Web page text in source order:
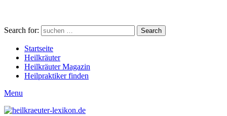
Search for: Search
Startseite
Heilkräuter
Heilkräuter Magazin
Heilpraktiker finden
Menu